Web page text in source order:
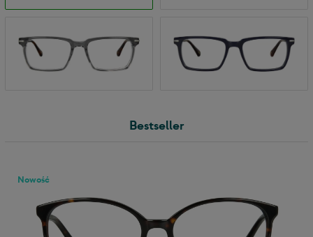
Bestseller
Nowość